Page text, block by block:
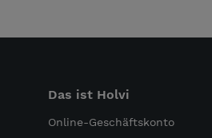
Das ist Holvi
Online-Geschäftskonto